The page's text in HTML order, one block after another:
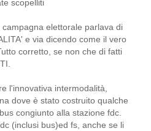
scopelliti
elettorale parlava di
e via dicendo come il vero
corretto, se non che di fatti
l'innovativa intermodalità,
dove è stato costruito qualche
congiunto alla stazione fdc.
(inclusi bus)ed fs, anche se li